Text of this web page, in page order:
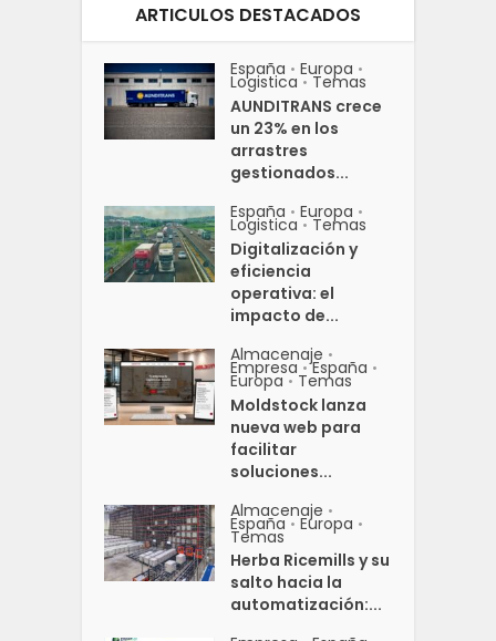
ARTICULOS DESTACADOS
España • Europa •
Logistica • Temas
AUNDITRANS crece
un 23% en los
arrastres
gestionados...
España • Europa •
Logistica • Temas
Digitalización y
eficiencia
operativa: el
impacto de...
Almacenaje •
Empresa • España •
Europa • Temas
Moldstock lanza
nueva web para
facilitar
soluciones...
Almacenaje •
España • Europa •
Temas
Herba Ricemills y su
salto hacia la
automatización:...